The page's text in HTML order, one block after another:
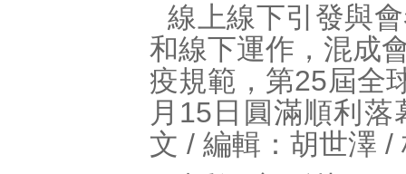
線上線下引發與
和線下運作，混成
疫規範，第25屆全
月15日圓滿順利
文 / 編輯：胡世澤 /